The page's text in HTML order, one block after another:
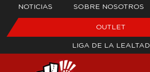
NOTICIAS SOBRE NOSOTROS
OUTLET
LIGA DE LA LEALTAD